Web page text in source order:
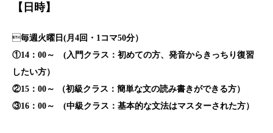
【日時】
毎週火曜日(月4回・1コマ50分）
①14：00～ (入門クラス：初めての方、発音からきっちり復習
したい方）
②15：00～ （初級クラス：簡単な文の読み書きができる方）
③16：00～ (中級クラス：基本的な文法はマスターされた方）